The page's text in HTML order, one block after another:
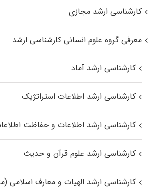
کارشناسی ارشد مجازی
معرفی گروه علوم انسانی کارشناسی ارشد
کارشناسی ارشد آماد
کارشناسی ارشد اطلاعات استراتژیک
کارشناسی ارشد اطلاعات و حفاظت
کارشناسی ارشد علوم قرآن و حدیث
کارشناسی ارشد الهیات و معارف